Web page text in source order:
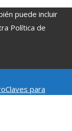
puede incluir
Política de
Claves para